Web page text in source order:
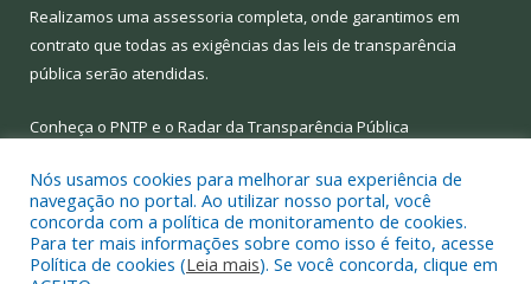
Realizamos uma assessoria completa, onde garantimos em
contrato que todas as exigências das leis de transparência
pública serão atendidas.
Conheça o PNTP e o Radar da Transparência Pública
Todos os direitos reservados a Prefeitura Municipal de Limoeiro
do Ajuru.
Nós usamos cookies para melhorar sua experiência de
navegação no portal. Ao utilizar nosso portal, você
concorda com a política de monitoramento de cookies.
Para ter mais informações sobre como isso é feito, acesse
Política de cookies (Leia mais). Se você concorda, clique em